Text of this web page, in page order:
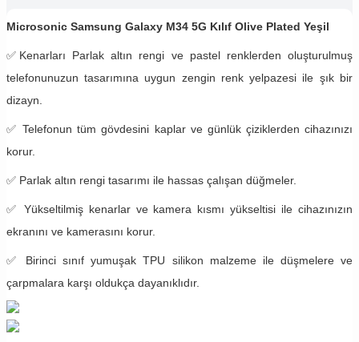
Microsonic Samsung Galaxy M34 5G Kılıf Olive Plated Yeşil
✅ Kenarları Parlak altın rengi ve pastel renklerden oluşturulmuş
telefonunuzun tasarımına uygun zengin renk yelpazesi ile şık bir
dizayn.
✅Telefonun tüm gövdesini kaplar ve günlük çiziklerden cihazınızı
korur.
✅ Parlak altın rengi tasarımı ile hassas çalışan düğmeler.
✅ Yükseltilmiş kenarlar ve kamera kısmı yükseltisi ile cihazınızın
ekranını ve kamerasını korur.
✅ Birinci sınıf yumuşak TPU silikon malzeme ile düşmelere ve
çarpmalara karşı oldukça dayanıklıdır.